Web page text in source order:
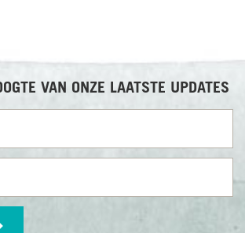
VAN ONZE LAATSTE UPDATES